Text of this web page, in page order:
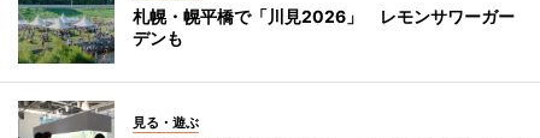
札幌・幌平橋で「川見2026」 レモンサワーガー
デンも
見る・遊ぶ